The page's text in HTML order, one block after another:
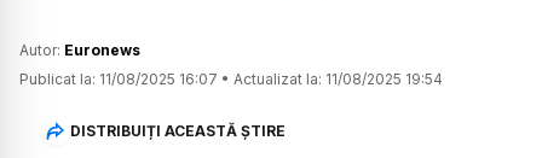
Autor: Euronews
Publicat la: 11/08/2025 16:07 • Actualizat la: 11/08/2025 19:54
DISTRIBUIȚI ACEASTĂ ȘTIRE